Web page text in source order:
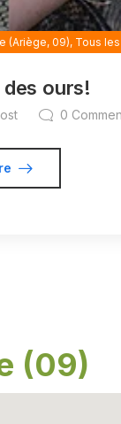
(Ariège, 09), Tous
ours!
0
(09)